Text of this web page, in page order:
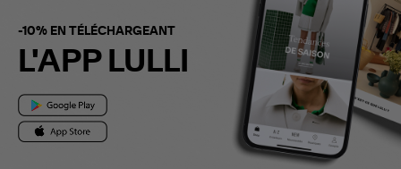
-10% EN TÉLÉCHARGEANT
L'APP LULLI